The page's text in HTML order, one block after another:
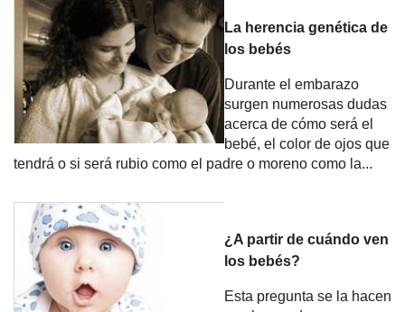
La herencia genética de
los bebés
Durante el embarazo
surgen numerosas dudas
acerca de cómo será el
bebé, el color de ojos que
tendrá o si será rubio como el padre o moreno como la...
¿A partir de cuándo ven
los bebés?
Esta pregunta se la hacen